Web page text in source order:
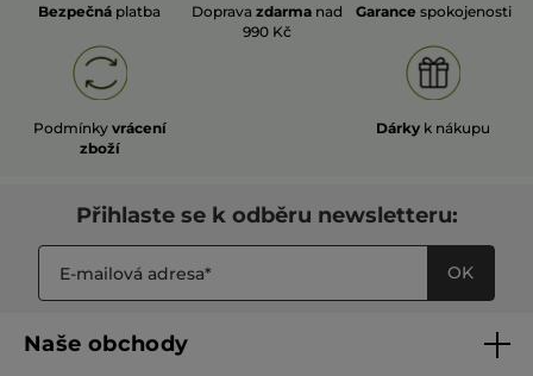
Bezpečná platba Doprava zdarma nad
990 Kč
Garance spokojenosti
Podmínky vrácení
zboží
Dárky k nákupu
Přihlaste se k odběru newsletteru:
OK
Naše obchody